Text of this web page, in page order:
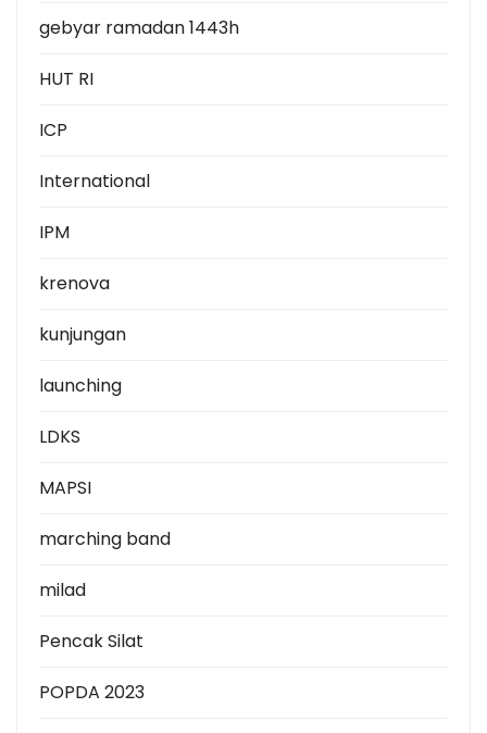
gebyar ramadan 1443h
HUT RI
ICP
International
IPM
krenova
kunjungan
launching
LDKS
MAPSI
marching band
milad
Pencak Silat
POPDA 2023